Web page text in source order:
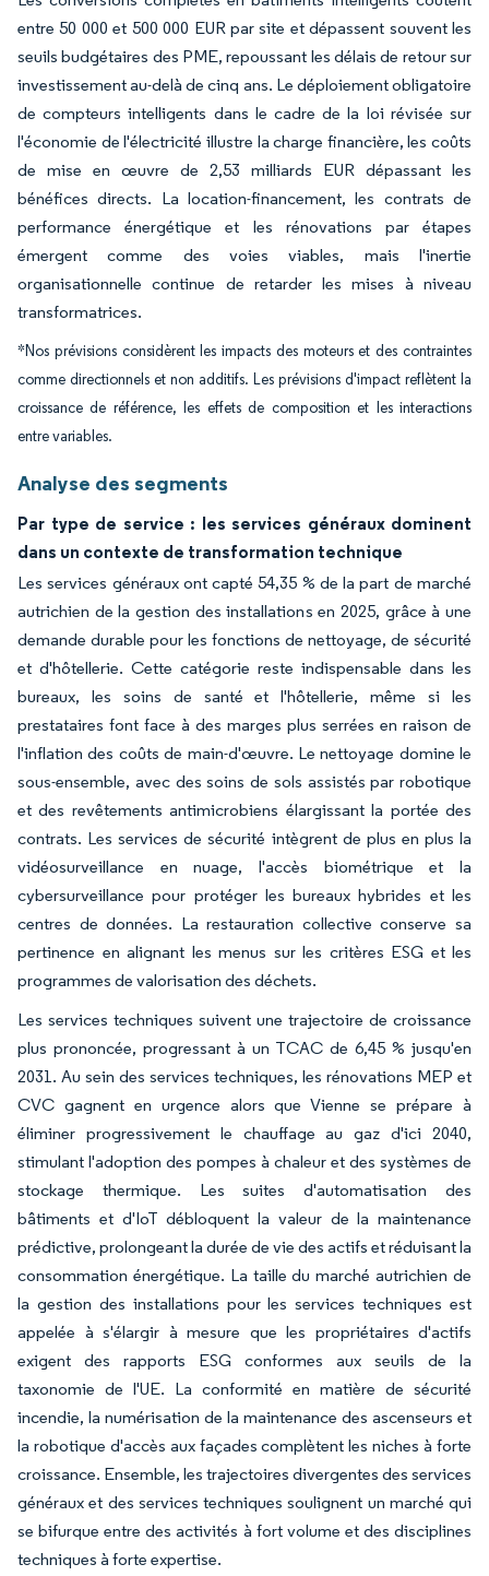
entre 50 000 et 500 000 EUR par site et dépassent souvent les
seuils budgétaires des PME, repoussant les délais de retour sur
investissement au-delà de cinq ans. Le déploiement obligatoire
de compteurs intelligents dans le cadre de la loi révisée sur
l'économie de l'électricité illustre la charge financière, les coûts
de mise en œuvre de 2,53 milliards EUR dépassant les
bénéfices directs. La location-financement, les contrats de
performance énergétique et les rénovations par étapes
émergent comme des voies viables, mais l'inertie
organisationnelle continue de retarder les mises à niveau
transformatrices.
*Nos prévisions considèrent les impacts des moteurs et des contraintes
comme directionnels et non additifs. Les prévisions d'impact reflètent la
croissance de référence, les effets de composition et les interactions
entre variables.
Analyse des segments
Par type de service : les services généraux dominent
dans un contexte de transformation technique
Les services généraux ont capté 54,35 % de la part de marché
autrichien de la gestion des installations en 2025, grâce à une
demande durable pour les fonctions de nettoyage, de sécurité
et d'hôtellerie. Cette catégorie reste indispensable dans les
bureaux, les soins de santé et l'hôtellerie, même si les
prestataires font face à des marges plus serrées en raison de
l'inflation des coûts de main-d'œuvre. Le nettoyage domine le
sous-ensemble, avec des soins de sols assistés par robotique
et des revêtements antimicrobiens élargissant la portée des
contrats. Les services de sécurité intègrent de plus en plus la
vidéosurveillance en nuage, l'accès biométrique et la
cybersurveillance pour protéger les bureaux hybrides et les
centres de données. La restauration collective conserve sa
pertinence en alignant les menus sur les critères ESG et les
programmes de valorisation des déchets.
Les services techniques suivent une trajectoire de croissance
plus prononcée, progressant à un TCAC de 6,45 % jusqu'en
2031. Au sein des services techniques, les rénovations MEP et
CVC gagnent en urgence alors que Vienne se prépare à
éliminer progressivement le chauffage au gaz d'ici 2040,
stimulant l'adoption des pompes à chaleur et des systèmes de
stockage thermique. Les suites d'automatisation des
bâtiments et d'IoT débloquent la valeur de la maintenance
prédictive, prolongeant la durée de vie des actifs et réduisant la
consommation énergétique. La taille du marché autrichien de
la gestion des installations pour les services techniques est
appelée à s'élargir à mesure que les propriétaires d'actifs
exigent des rapports ESG conformes aux seuils de la
taxonomie de l'UE. La conformité en matière de sécurité
incendie, la numérisation de la maintenance des ascenseurs et
la robotique d'accès aux façades complètent les niches à forte
croissance. Ensemble, les trajectoires divergentes des services
généraux et des services techniques soulignent un marché qui
se bifurque entre des activités à fort volume et des disciplines
techniques à forte expertise.